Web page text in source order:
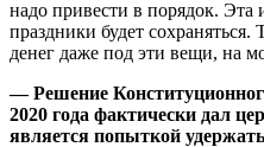
надо привести в порядок. Эта
праздники будет
денег даже под эти вещи, на
— Решение
2020 года фактически дал
является попыткой